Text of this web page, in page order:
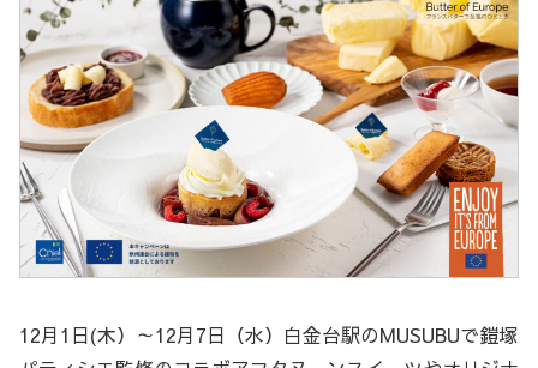
12月1日(木）～12月7日（水）白金台駅のMUSUBUで鎧塚